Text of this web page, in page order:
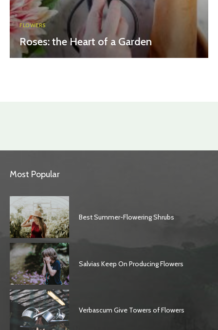
FLOWERS
Roses: the Heart of a Garden
Most Popular
Best Summer-Flowering Shrubs
Salvias Keep On Producing Flowers
Verbascum Give Towers of Flowers